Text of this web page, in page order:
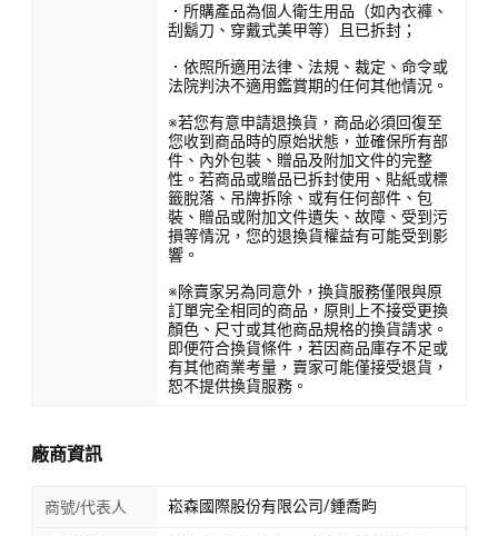
．所購產品為個人衛生用品（如內衣褲、
刮鬍刀、穿戴式美甲等）且已拆封；
．依照所適用法律、法規、裁定、命令或
法院判決不適用鑑賞期的任何其他情況。
※若您有意申請退換貨，商品必須回復至
您收到商品時的原始狀態，並確保所有部
件、內外包裝、贈品及附加文件的完整
性。若商品或贈品已拆封使用、貼紙或標
籤脫落、吊牌拆除、或有任何部件、包
裝、贈品或附加文件遺失、故障、受到污
損等情況，您的退換貨權益有可能受到影
響。
※除賣家另為同意外，換貨服務僅限與原
訂單完全相同的商品，原則上不接受更換
顏色、尺寸或其他商品規格的換貨請求。
即便符合換貨條件，若因商品庫存不足或
有其他商業考量，賣家可能僅接受退貨，
恕不提供換貨服務。
廠商資訊
商號/代表人 崧森國際股份有限公司/鍾喬畇